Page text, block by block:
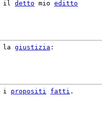
il detto mio editto
la giustizia :
i propositi fatti .